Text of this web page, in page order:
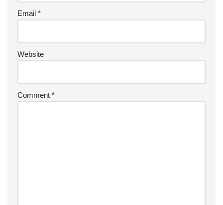
Email *
Website
Comment *